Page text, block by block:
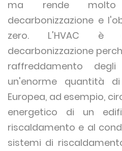
ma rende
decarbonizzazione e
zero. L'HVAC è
decarbonizzazione
raffreddamento
un'enorme quantità di
Europea, ad esempio,
energetico di un
riscaldamento e al
sistemi di